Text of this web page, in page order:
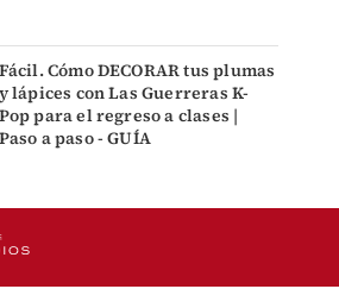
Fácil. Cómo DECORAR tus plumas
y lápices con Las Guerreras K-
Pop para el regreso a clases |
Paso a paso - GUÍA